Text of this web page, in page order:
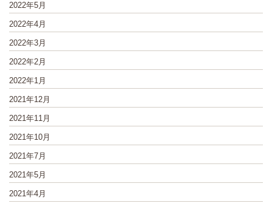
2022年5月
2022年4月
2022年3月
2022年2月
2022年1月
2021年12月
2021年11月
2021年10月
2021年7月
2021年5月
2021年4月